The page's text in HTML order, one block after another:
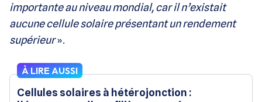
importante au niveau mondial, car il n’existait
aucune cellule solaire présentant un rendement
supérieur».
À LIRE AUSSI
Cellules solaires à hétérojonction :